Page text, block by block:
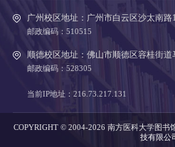
广州校区地址：广州市白云区沙太南路
邮政编码：510515
顺德校区地址：佛山市顺德区容桂街道
邮政编码：528305
当前IP地址：216.73.217.131
COPYRIGHT © 2004-2026 南方医科大学图书
技有限公